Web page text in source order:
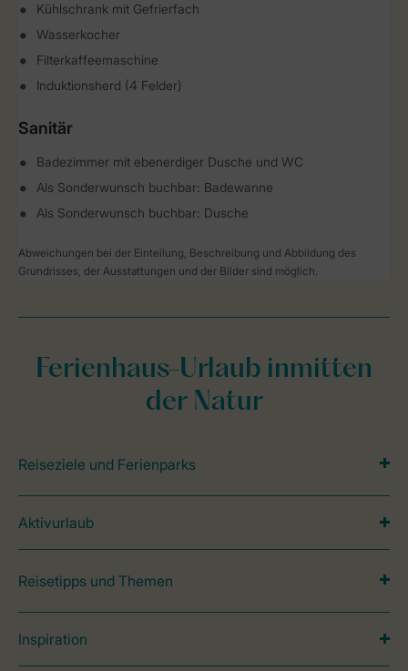
Kühlschrank mit Gefrierfach
Wasserkocher
Filterkaffeemaschine
Induktionsherd (4 Felder)
Sanitär
Badezimmer mit ebenerdiger Dusche und WC
Als Sonderwunsch buchbar: Badewanne
Als Sonderwunsch buchbar: Dusche
Abweichungen bei der Einteilung, Beschreibung und Abbildung des
Grundrisses, der Ausstattungen und der Bilder sind möglich.
Ferienhaus-Urlaub inmitten
der Natur
Reiseziele und Ferienparks
Aktivurlaub
Reisetipps und Themen
Inspiration